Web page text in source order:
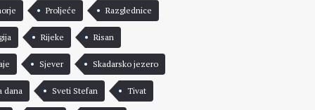
Proljeće Razglednice
Rijeke Risan
Sjever Skadarsko jezero
dana Sveti Stefan Tivat